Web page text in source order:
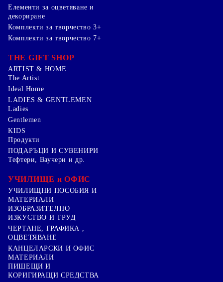
Елементи за оцветяване и
декориране
Комплекти за творчество 3+
Комплекти за творчество 7+
THE GIFT SHOP
ARTIST & HOME
The Artist
Ideal Home
LADIES & GENTLEMEN
Ladies
Gentlemen
KIDS
Продукти
ПОДАРЪЦИ И СУВЕНИРИ
Тефтери, Ваучери и др.
УЧИЛИЩЕ и ОФИС
УЧИЛИЩНИ ПОСОБИЯ И
МАТЕРИАЛИ
ИЗОБРАЗИТЕЛНО
ИЗКУСТВО И ТРУД
ЧЕРТАНЕ, ГРАФИКА ,
ОЦВЕТЯВАНЕ
КАНЦЕЛАРСКИ И ОФИС
МАТЕРИАЛИ
ПИШЕЩИ И
КОРИГИРАЩИ СРЕДСТВА